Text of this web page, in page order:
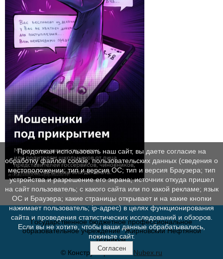
Государственное бюджетное профессиональное
образовательное учреждение "Жирновский Нефтяной
Техникум"
© Конструктор сайтовNubex.ru
Продолжая использовать наш сайт, вы даете согласие на
обработку файлов cookie, пользовательских данных (сведения о
местоположении; тип и версия ОС; тип и версия Браузера; тип
устройства и разрешение его экрана; источник откуда пришел
на сайт пользователь; с какого сайта или по какой рекламе; язык
ОС и Браузера; какие страницы открывает и на какие кнопки
нажимает пользователь; ip-адрес) в целях функционирования
сайта и проведения статистических исследований и обзоров.
Если вы не хотите, чтобы ваши данные обрабатывались,
покиньте сайт.
Согласен